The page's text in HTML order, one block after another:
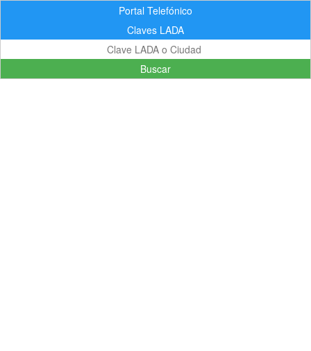
Portal Telefónico
Claves LADA
Buscar